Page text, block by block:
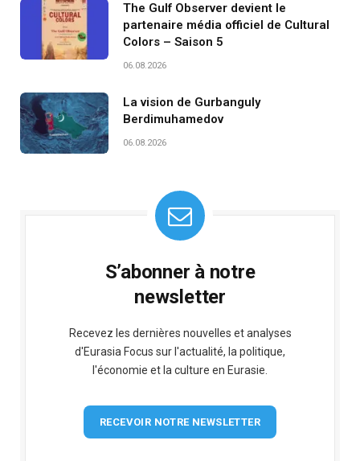
The Gulf Observer devient le
partenaire média officiel de Cultural
Colors – Saison 5
06.08.2026
La vision de Gurbanguly
Berdimuhamedov
06.08.2026
S’abonner à notre
newsletter
Recevez les dernières nouvelles et analyses
d'Eurasia Focus sur l'actualité, la politique,
l'économie et la culture en Eurasie.
RECEVOIR NOTRE NEWSLETTER